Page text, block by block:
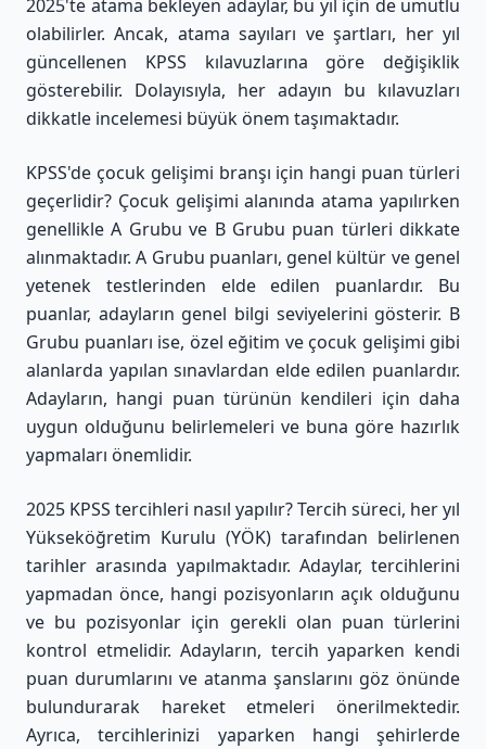
2025'te atama bekleyen adaylar, bu yıl için de umutlu
olabilirler. Ancak, atama sayıları ve şartları, her yıl
güncellenen KPSS kılavuzlarına göre değişiklik
gösterebilir. Dolayısıyla, her adayın bu kılavuzları
dikkatle incelemesi büyük önem taşımaktadır.
KPSS'de çocuk gelişimi branşı için hangi puan türleri
geçerlidir? Çocuk gelişimi alanında atama yapılırken
genellikle A Grubu ve B Grubu puan türleri dikkate
alınmaktadır. A Grubu puanları, genel kültür ve genel
yetenek testlerinden elde edilen puanlardır. Bu
puanlar, adayların genel bilgi seviyelerini gösterir. B
Grubu puanları ise, özel eğitim ve çocuk gelişimi gibi
alanlarda yapılan sınavlardan elde edilen puanlardır.
Adayların, hangi puan türünün kendileri için daha
uygun olduğunu belirlemeleri ve buna göre hazırlık
yapmaları önemlidir.
2025 KPSS tercihleri nasıl yapılır? Tercih süreci, her yıl
Yükseköğretim Kurulu (YÖK) tarafından belirlenen
tarihler arasında yapılmaktadır. Adaylar, tercihlerini
yapmadan önce, hangi pozisyonların açık olduğunu
ve bu pozisyonlar için gerekli olan puan türlerini
kontrol etmelidir. Adayların, tercih yaparken kendi
puan durumlarını ve atanma şanslarını göz önünde
bulundurarak hareket etmeleri önerilmektedir.
Ayrıca, tercihlerinizi yaparken hangi şehirlerde